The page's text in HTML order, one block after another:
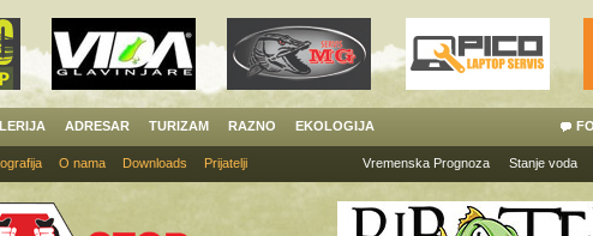
ADRESAR TURIZAM RAZNO EKOLOGIJA
O nama Downloads Prijatelji Vremenska Prognoza Stanje voda